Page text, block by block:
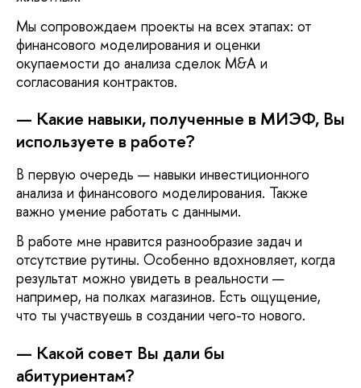
Мы сопровождаем проекты на всех этапах: от
финансового моделирования и оценки
окупаемости до анализа сделок M&A и
согласования контрактов.
— Какие навыки, полученные в МИЭФ, Вы
используете в работе?
В первую очередь — навыки инвестиционного
анализа и финансового моделирования. Также
важно умение работать с данными.
В работе мне нравится разнообразие задач и
отсутствие рутины. Особенно вдохновляет, когда
результат можно увидеть в реальности —
например, на полках магазинов. Есть ощущение,
что ты участвуешь в создании чего-то нового.
— Какой совет Вы дали бы
абитуриентам?